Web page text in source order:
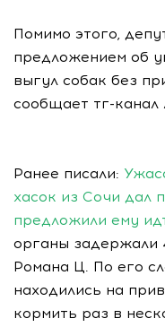
Помимо этого,
предложением об
выгул собак без
сообщает тг-канал
Ранее писали:
хасок из Сочи дал
предложили ему
органы задержали
Романа Ц. По его
находились на
кормить раз в